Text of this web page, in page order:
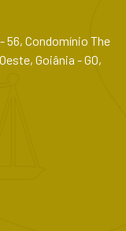
56, Condomínio The
Goiânia - GO,